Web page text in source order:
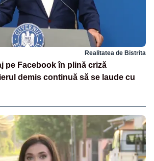
Realitatea de Bistrita
pe Facebook în plină criză
demis continuă să se laude cu